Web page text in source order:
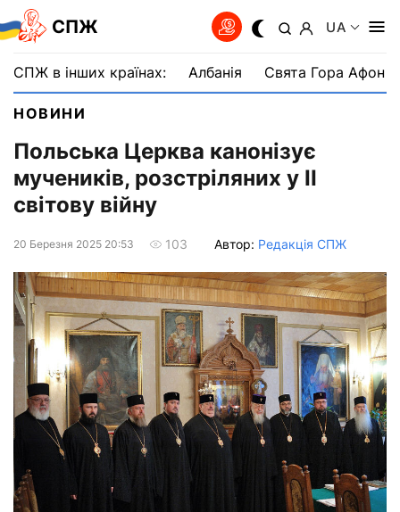
СПЖ UA
СПЖ в інших країнах: Албанія Свята Гора Афон
НОВИНИ
Польська Церква канонізує
мучеників, розстріляних у ІІ
світову війну
20 Березня 2025 20:53 103 Автор: Редакція СПЖ